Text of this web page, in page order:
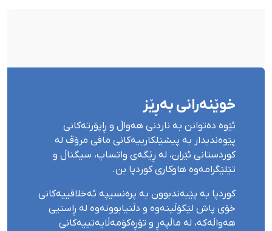
خوێنەرانی بەڕێز
ئێوە دەتوانن بە ناردنی هەواڵ و ڕاپۆرتەکانی
پێوەندیدار بە پیشێلکارییەکانی مافی مرۆڤ لە
کوردستانی ئێران، لە ڕێگەی واتساپ، سیگناڵ و
تێلێگرامەوە هاوکاری کوردپا بن.
کوردپا بە پێبەندبوون بە پرەنسیپە ئەخلاقییەکانی
خۆی پاش لێکۆڵینەوە و دڵنیابوونەوە لە ڕاستیی
هەواڵەکە، لە ماڵپەڕ و تۆڕەکۆمەڵایەتییەکانی